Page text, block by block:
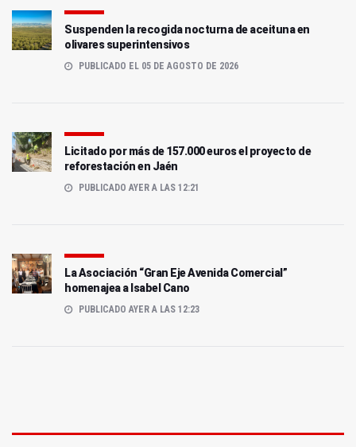
Suspenden la recogida nocturna de aceituna en
olivares superintensivos
PUBLICADO EL 05 DE AGOSTO DE 2026
Licitado por más de 157.000 euros el proyecto de
reforestación en Jaén
PUBLICADO AYER A LAS 12:21
La Asociación “Gran Eje Avenida Comercial”
homenajea a Isabel Cano
PUBLICADO AYER A LAS 12:23